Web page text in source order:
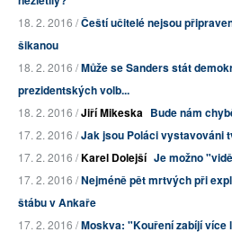
18. 2. 2016 /Čeští učitelé nejsou
šikanou
18. 2. 2016 /Může se Sanders stát
prezidentských volb...
18. 2. 2016 /Jiří Mikeska Bude nám
17. 2. 2016 /Jak jsou Poláci vystavováni
17. 2. 2016 /Karel Dolejší Je možno
17. 2. 2016 /Nejméně pět mrtvých při
štábu v Ankaře
17. 2. 2016 /Moskva: "Kouření zabíjí více